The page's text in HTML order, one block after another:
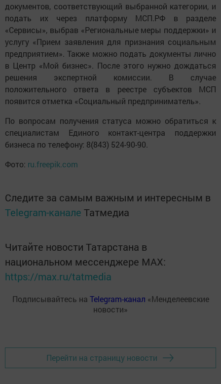
документов, соответствующий выбранной категории, и
подать их через платформу МСП.РФ в разделе
«Сервисы», выбрав «Региональные меры поддержки» и
услугу «Прием заявления для признания социальным
предприятием». Также можно подать документы лично
в Центр «Мой бизнес». После этого нужно дождаться
решения экспертной комиссии. В случае
положительного ответа в реестре субъектов МСП
появится отметка «Социальный предприниматель».
По вопросам получения статуса можно обратиться к
специалистам Единого контакт-центра поддержки
бизнеса по телефону: 8(843) 524-90-90.
Фото: ru.freepik.com
Следите за самым важным и интересным в
Telegram-канале Татмедиа
Читайте новости Татарстана в
национальном мессенджере MАХ:
https://max.ru/tatmedia
Подписывайтесь на Telegram-канал «Менделеевские
новости»
Перейти на страницу новости